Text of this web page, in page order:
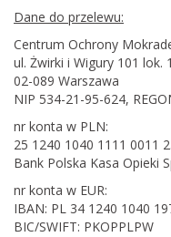
Dane do przelewu:
Centrum Ochrony
ul. Żwirki i Wigury 101 lok.
02-089 Warszawa
NIP 534-21-95-624,
nr konta w PLN:
25 1240 1040 1111 0011
Bank Polska Kasa Opieki
nr konta w EUR:
IBAN: PL 34 1240 1040
BIC/SWIFT: PKOPPLPW